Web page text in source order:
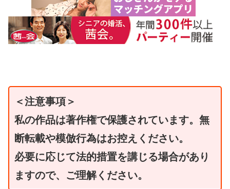
＜注意事項＞
私の作品は著作権で保護されています。無
断転載や模倣行為はお控えください。
必要に応じて法的措置を講じる場合があり
ますので、ご理解ください。